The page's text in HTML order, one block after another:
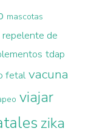
mascotas
repelente de
tdap
fetal vacuna
viajar
zika